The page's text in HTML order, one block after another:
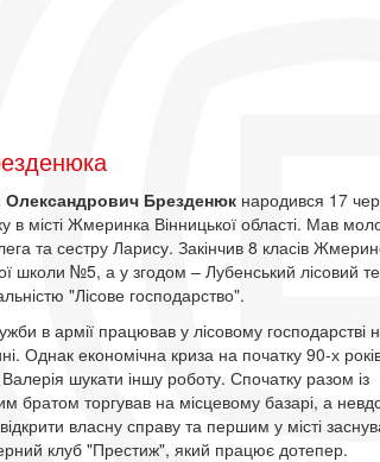
Олександрович Брезденюк народився 17
в місті Жмеринка Вінницької області. Мав
та сестру Ларису. Закінчив 8 класів
школи №5, а у згодом – Лубенський лісовий
"Лісове господарство".
в армії працював у лісовому господарстві
Однак економічна криза на початку 90-х
шукати іншу роботу. Спочатку разом із
братом торгував на місцевому базарі, а
власну справу та першим у місті
клуб "Престиж", який працює дотепер.